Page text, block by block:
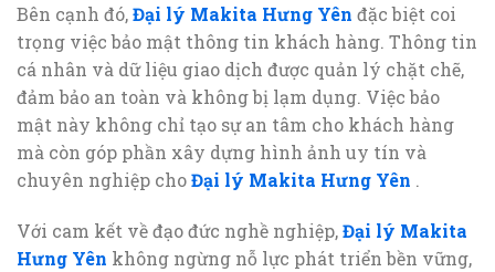
Bên cạnh đó,Đại lý Makita Hưng Yên đặc biệt coi
trọng việc bảo mật thông tin khách hàng. Thông tin
cá nhân và dữ liệu giao dịch được quản lý chặt chẽ,
đảm bảo an toàn và không bị lạm dụng. Việc bảo
mật này không chỉ tạo sự an tâm cho khách hàng
mà còn góp phần xây dựng hình ảnh uy tín và
chuyên nghiệp choĐại lý Makita Hưng Yên .
Với cam kết về đạo đức nghề nghiệp,Đại lý Makita
Hưng Yên không ngừng nỗ lực phát triển bền vững,